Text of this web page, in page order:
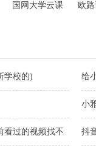
国网大学云课 欧
学校的) 给
小
看过的视频找不 抖